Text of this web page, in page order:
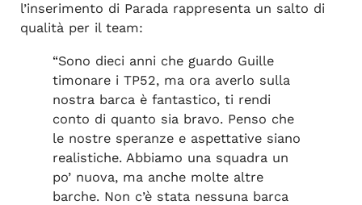
l’inserimento di Parada rappresenta un salto di
qualità per il team:
“Sono dieci anni che guardo Guille
timonare i TP52, ma ora averlo sulla
nostra barca è fantastico, ti rendi
conto di quanto sia bravo. Penso che
le nostre speranze e aspettative siano
realistiche. Abbiamo una squadra un
po’ nuova, ma anche molte altre
barche. Non c’è stata nessuna barca